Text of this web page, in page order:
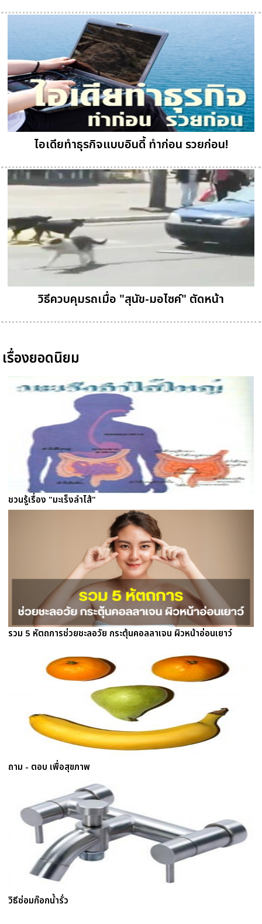
ไอเดียทำธุรกิจแบบอินดี้ ทำก่อน รวยก่อน!
วิธีควบคุมรถเมื่อ "สุนัข-มอไซค์" ตัดหน้า
เรื่องยอดนิยม
ชวนรู้เรื่อง "มะเร็งลำไส้"
รวม 5 หัตถการช่วยชะลอวัย กระตุ้นคอลลาเจน ผิวหน้าอ่อนเยาว์
ถาม - ตอบ เพื่อสุขภาพ
วิธีซ่อมก๊อกน้ำรั่ว